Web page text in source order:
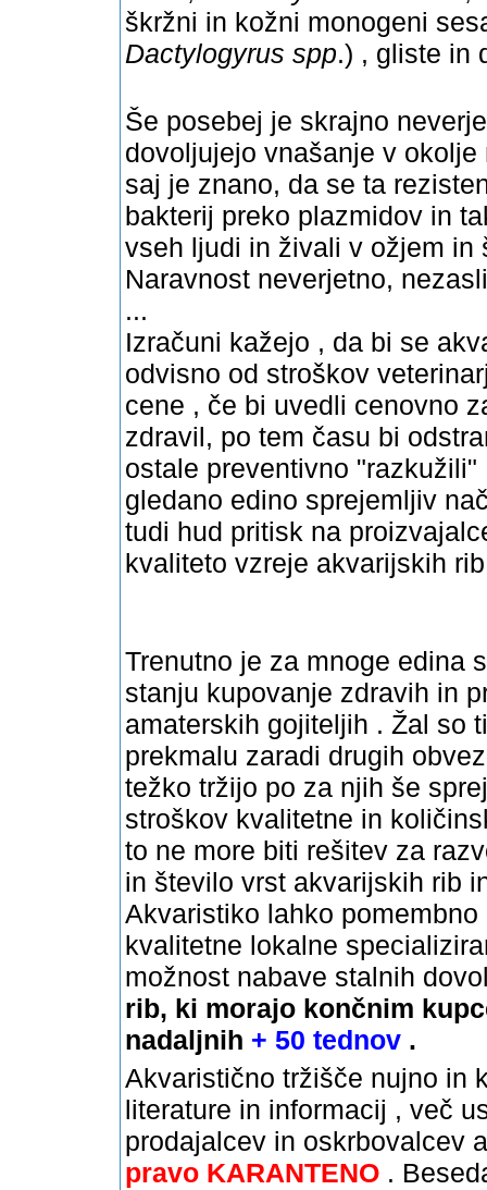
škržni in kožni monogeni
Dactylogyrus spp.) , gliste in
Še posebej je skrajno
dovoljujejo vnašanje v
saj je znano, da se ta
bakterij preko plazmidov in
vseh ljudi in živali v ožjem in
Naravnost neverjetno,
...
Izračuni kažejo , da bi se
odvisno od stroškov
cene , če bi uvedli cenovno
zdravil, po tem času bi
ostale preventivno
gledano edino sprejemljiv
tudi hud pritisk na
kvaliteto vzreje akvarijskih
Trenutno je za mnoge edina
stanju kupovanje zdravih in
amaterskih gojiteljih . Žal so
prekmalu zaradi drugih
težko tržijo po za njih še
stroškov kvalitetne in
to ne more biti rešitev za
in število vrst akvarijskih rib
Akvaristiko lahko
kvalitetne lokalne
možnost nabave stalnih
rib, ki morajo končnim
nadaljnih + 50 tednov .
Akvaristično tržišče nujno in
literature in informacij , več
prodajalcev in oskrbovalcev
pravo KARANTENO .